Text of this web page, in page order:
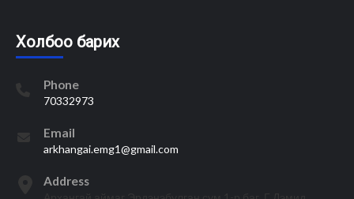
Холбоо барих
Phone
70332973
Email
arkhangai.emg1@gmail.com
Address